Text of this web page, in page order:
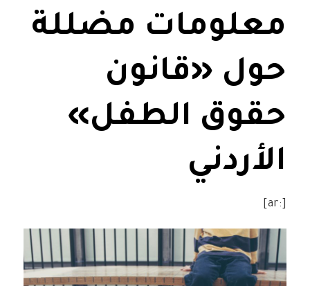
معلومات مضللة
حول «قانون
حقوق الطفل»
الأردني
[:ar]